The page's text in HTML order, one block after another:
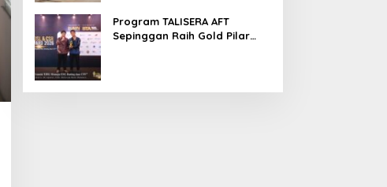
Program TALISERA AFT
Sepinggan Raih Gold Pilar